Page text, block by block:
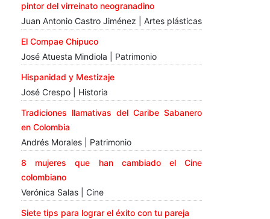
pintor del virreinato neogranadino
Juan Antonio Castro Jiménez | Artes plásticas
El Compae Chipuco
José Atuesta Mindiola | Patrimonio
Hispanidad y Mestizaje
José Crespo | Historia
Tradiciones llamativas del Caribe Sabanero
en Colombia
Andrés Morales | Patrimonio
8 mujeres que han cambiado el Cine
colombiano
Verónica Salas | Cine
Siete tips para lograr el éxito con tu pareja